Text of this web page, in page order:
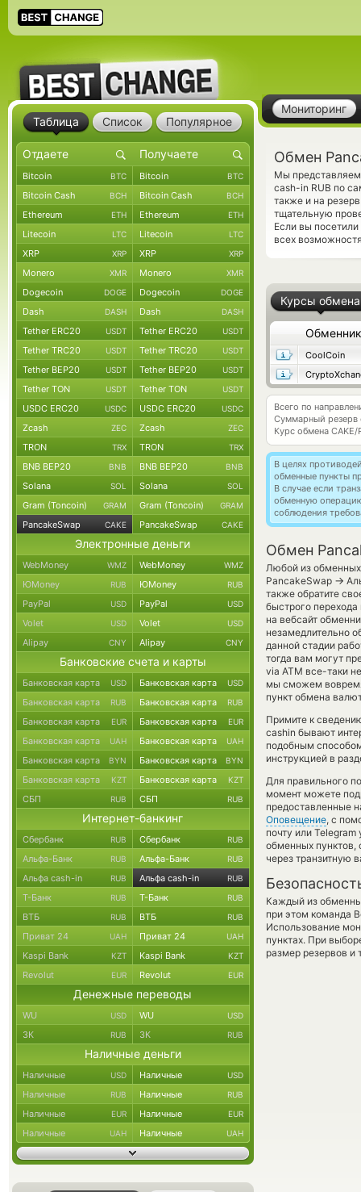
Мониторинг
Обмен
Мы
cash-in RUB по
также и на
тщательную
Если вы
всех
Курсы обмена
Обменник
CoolCoin
Всего по
Суммарный резерв
Курс обмена CAKE/
В целях
обменные пункты
В случае если
обменную
соблюдения
Обмен
Любой из обменных
PancakeSwap →
также обратите
быстрого
на вебсайт
незамедлительно
данной стадии
тогда вам могут
via ATM все-таки
мы сможем
пункт обмена
Примите к
cashin бывают
подобным
инструкцией в
Для правильного
момент можете
предоставленные
Оповещение, с
почту или
обменных
через транзитную
Каждый из
при этом команда
Использование
пунктах. При
размер резервов и
Таблица Список Популярное
Bitcoin BTC Bitcoin BTC
Bitcoin Cash BCH Bitcoin Cash BCH
Ethereum ETH Ethereum ETH
Litecoin LTC Litecoin LTC
XRP XRP XRP XRP
Monero XMR Monero XMR
Dogecoin DOGE Dogecoin DOGE
Dash DASH Dash DASH
Tether ERC20 USDT Tether ERC20 USDT
Tether TRC20 USDT Tether TRC20 USDT
Tether BEP20 USDT Tether BEP20 USDT
Tether TON USDT Tether TON USDT
USDC ERC20 USDC USDC ERC20 USDC
Zcash ZEC Zcash ZEC
TRON TRX TRON TRX
BNB BEP20 BNB BNB BEP20 BNB
Solana SOL Solana SOL
Gram (Toncoin) GRAM Gram (Toncoin) GRAM
PancakeSwap CAKE PancakeSwap CAKE
Электронные деньги
WebMoney WMZ WebMoney WMZ
ЮMoney RUB ЮMoney RUB
PayPal USD PayPal USD
Volet USD Volet USD
Alipay CNY Alipay CNY
Банковские счета и карты
Банковская карта USD Банковская карта USD
Банковская карта RUB Банковская карта RUB
Банковская карта EUR Банковская карта EUR
Банковская карта UAH Банковская карта UAH
Банковская карта BYN Банковская карта BYN
Банковская карта KZT Банковская карта KZT
СБП RUB СБП RUB
Интернет-банкинг
Сбербанк RUB Сбербанк RUB
Альфа-Банк RUB Альфа-Банк RUB
Альфа cash-in RUB Альфа cash-in RUB
Т-Банк RUB Т-Банк RUB
ВТБ RUB ВТБ RUB
Приват 24 UAH Приват 24 UAH
Kaspi Bank KZT Kaspi Bank KZT
Revolut EUR Revolut EUR
Денежные переводы
WU USD WU USD
ЗК RUB ЗК RUB
Наличные деньги
Наличные USD Наличные USD
Наличные RUB Наличные RUB
Наличные EUR Наличные EUR
Наличные UAH Наличные UAH